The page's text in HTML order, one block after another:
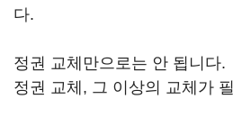
다.
정권 교체만으로는 안 됩니다.
정권 교체, 그 이상의 교체가